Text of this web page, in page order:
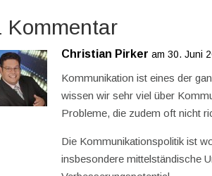
Kommentar
Christian Pirker am 30. Juni
Kommunikation ist eines der
wissen wir sehr viel über
Probleme, die zudem oft nicht
Die Kommunikationspolitik ist
insbesondere mittelständische